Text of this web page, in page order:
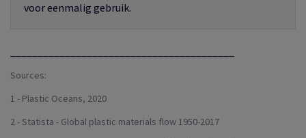
voor eenmalig gebruik.
Sources:
1 - Plastic Oceans, 2020
2 - Statista - Global plastic materials flow 1950-2017